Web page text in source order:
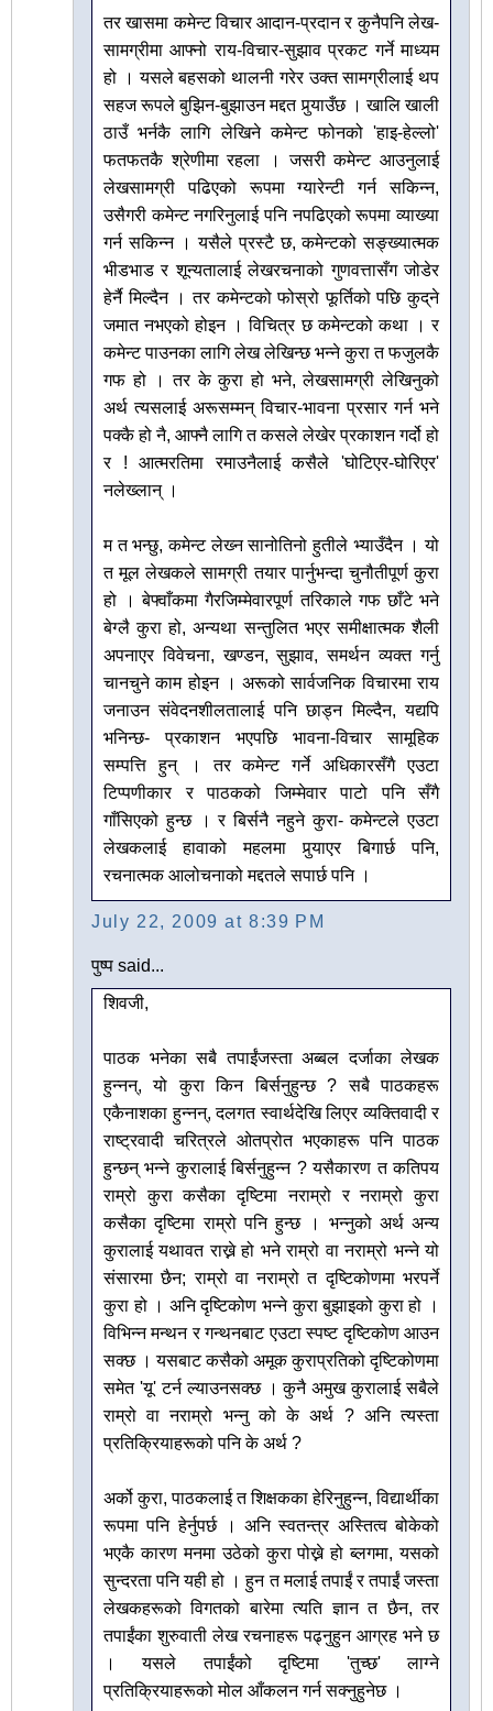
तर खासमा कमेन्ट विचार आदान-प्रदान र कुनैपनि लेख-
सामग्रीमा आफ्नो राय-विचार-सुझाव प्रकट गर्ने माध्यम
हो । यसले बहसको थालनी गरेर उक्त सामग्रीलाई थप
सहज रूपले बुझिन-बुझाउन मद्दत पुर्‍याउँछ । खालि खाली
ठाउँ भर्नकै लागि लेखिने कमेन्ट फोनको 'हाइ-हेल्लो'
फतफतकै श्रेणीमा रहला । जसरी कमेन्ट आउनुलाई
लेखसामग्री पढिएको रूपमा ग्यारेन्टी गर्न सकिन्न,
उसैगरी कमेन्ट नगरिनुलाई पनि नपढिएको रूपमा व्याख्या
गर्न सकिन्न । यसैले प्रस्टै छ, कमेन्टको सङ्ख्यात्मक
भीडभाड र शून्यतालाई लेखरचनाको गुणवत्तासँग जोडेर
हेर्नै मिल्दैन । तर कमेन्टको फोस्रो फूर्तिको पछि कुद्‌ने
जमात नभएको होइन । विचित्र छ कमेन्टको कथा । र
कमेन्ट पाउनका लागि लेख लेखिन्छ भन्ने कुरा त फजुलकै
गफ हो । तर के कुरा हो भने, लेखसामग्री लेखिनुको
अर्थ त्यसलाई अरूसम्मन् विचार-भावना प्रसार गर्न भने
पक्कै हो नै, आफ्नै लागि त कसले लेखेर प्रकाशन गर्दो हो
र ! आत्मरतिमा रमाउनैलाई कसैले 'घोटिएर-घोरिएर'
नलेख्लान् ।
म त भन्छु, कमेन्ट लेख्‍न सानोतिनो हुतीले भ्याउँदैन । यो
त मूल लेखकले सामग्री तयार पार्नुभन्दा चुनौतीपूर्ण कुरा
हो । बेफ्वाँकमा गैरजिम्मेवारपूर्ण तरिकाले गफ छाँटे भने
बेग्लै कुरा हो, अन्यथा सन्तुलित भएर समीक्षात्मक शैली
अपनाएर विवेचना, खण्डन, सुझाव, समर्थन व्यक्त गर्नु
चानचुने काम होइन । अरूको सार्वजनिक विचारमा राय
जनाउन संवेदनशीलतालाई पनि छाड्न मिल्दैन, यद्यपि
भनिन्छ- प्रकाशन भएपछि भावना-विचार सामूहिक
सम्पत्ति हुन् । तर कमेन्ट गर्ने अधिकारसँगै एउटा
टिप्पणीकार र पाठकको जिम्मेवार पाटो पनि सँगै
गाँसिएको हुन्छ । र बिर्सनै नहुने कुरा- कमेन्टले एउटा
लेखकलाई हावाको महलमा पुर्‍याएर बिगार्छ पनि,
रचनात्मक आलोचनाको मद्दतले सपार्छ पनि ।
July 22, 2009 at 8:39 PM
पुष्प said...
शिवजी,
पाठक भनेका सबै तपाईंजस्ता अब्बल दर्जाका लेखक
हुन्नन्, यो कुरा किन बिर्सनुहुन्छ ? सबै पाठकहरू
एकैनाशका हुन्नन्, दलगत स्वार्थदेखि लिएर व्यक्तिवादी र
राष्ट्रवादी चरित्रले ओतप्रोत भएकाहरू पनि पाठक
हुन्छन् भन्ने कुरालाई बिर्सनुहुन्न ? यसैकारण त कतिपय
राम्रो कुरा कसैका दृष्टिमा नराम्रो र नराम्रो कुरा
कसैका दृष्टिमा राम्रो पनि हुन्छ । भन्नुको अर्थ अन्य
कुरालाई यथावत राख्ने हो भने राम्रो वा नराम्रो भन्ने यो
संसारमा छैन; राम्रो वा नराम्रो त दृष्टिकोणमा भरपर्ने
कुरा हो । अनि दृष्टिकोण भन्ने कुरा बुझाइको कुरा हो ।
विभिन्न मन्थन र गन्थनबाट एउटा स्पष्ट दृष्टिकोण आउन
सक्छ । यसबाट कसैको अमूक कुराप्रतिको दृष्टिकोणमा
समेत 'यू' टर्न ल्याउनसक्छ । कुनै अमुख कुरालाई सबैले
राम्रो वा नराम्रो भन्नु को के अर्थ ? अनि त्यस्ता
प्रतिक्रियाहरूको पनि के अर्थ ?
अर्को कुरा, पाठकलाई त शिक्षकका हेरिनुहुन्न, विद्यार्थीका
रूपमा पनि हेर्नुपर्छ । अनि स्वतन्त्र अस्तित्व बोकेको
भएकै कारण मनमा उठेको कुरा पोख्ने हो ब्लगमा, यसको
सुन्दरता पनि यही हो । हुन त मलाई तपाईं र तपाईं जस्ता
लेखकहरूको विगतको बारेमा त्यति ज्ञान त छैन, तर
तपाईंका शुरुवाती लेख रचनाहरू पढ्नुहुन आग्रह भने छ
। यसले तपाईंको दृष्टिमा 'तुच्छ' लाग्ने
प्रतिक्रियाहरूको मोल आँकलन गर्न सक्नुहुनेछ ।